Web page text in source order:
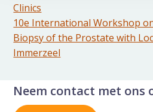
Clinics
10e International Workshop
Biopsy of the Prostate with
Immerzeel
Neem contact met ons